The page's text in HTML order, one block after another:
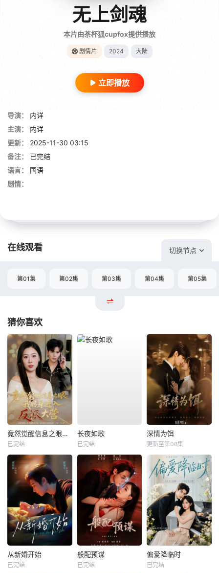
无上剑魂
本片由茶杯狐cupfox提供播放
剧情片 2024 大陆
立即播放
导演：
内详
主演：
内详
更新：
2025-11-30 03:15
备注：
已完结
语言：
国语
剧情：
在线观看 切换节点
第01集 第02集 第03集 第04集 第05集
猜你喜欢
竟然觉醒信息之眼，我转身进入反派大营
已完结
长夜如歌
已完结
深情为饵
更新至第06集
从新婚开始
已完结
般配预谋
已完结
偏爱降临时
已完结